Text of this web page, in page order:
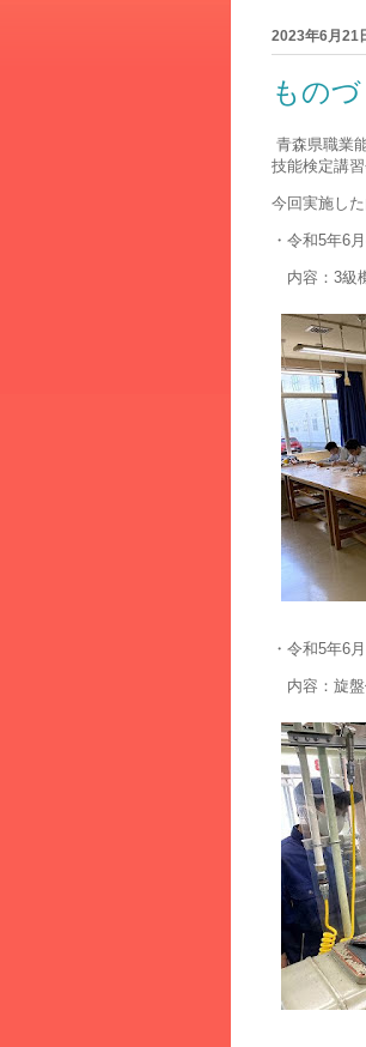
2023年6月21
もの
青森県職業
技能検定講習
今回実施し
・令和5年6
内容：3級
・令和5年6
内容：旋盤